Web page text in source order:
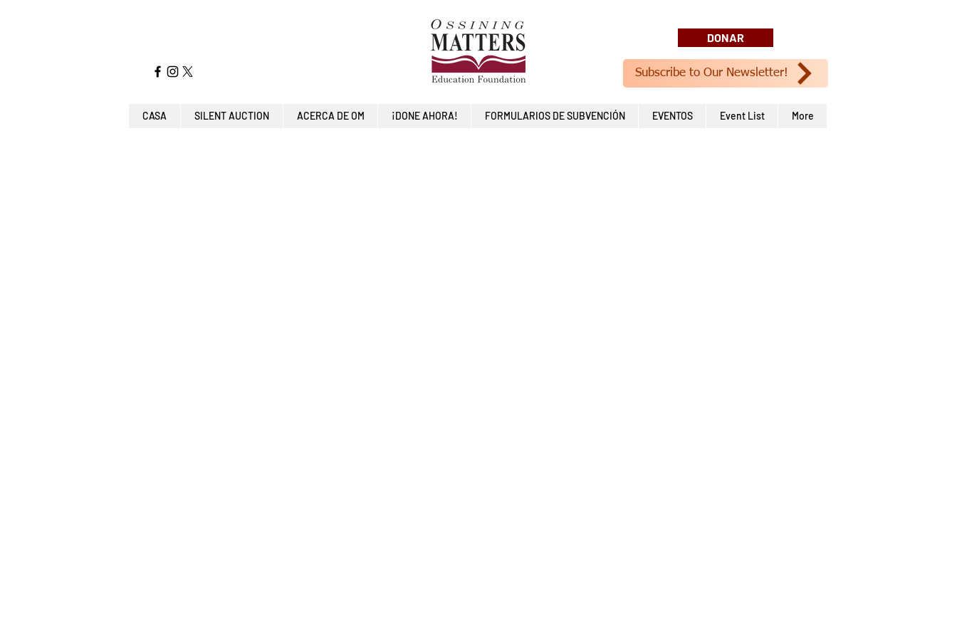
DONAR
Subscribe to Our Newsletter!
CASA SILENT AUCTION ACERCA DE OM ¡DONE AHORA! FORMULARIOS DE SUBVENCIÓN EVENTOS Event List More